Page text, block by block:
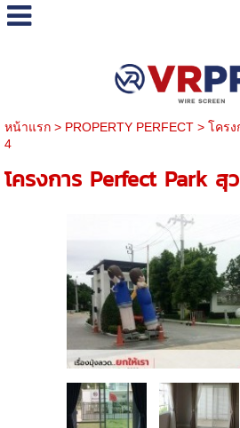
หน้าแรก> PROPERTY PERFECT> โครง
4
โครงการ Perfect Park